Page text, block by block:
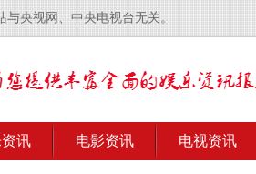
央视网、中央电视台无关。
讯 电影资讯 电视资讯